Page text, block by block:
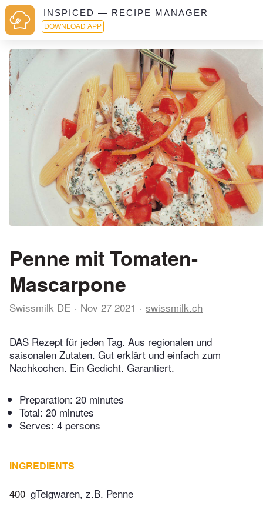
INSPICED — RECIPE MANAGER
DOWNLOAD APP
Penne mit Tomaten-
Mascarpone
Swissmilk DE Nov 27 2021 swissmilk.ch
DAS Rezept für jeden Tag. Aus regionalen und
saisonalen Zutaten. Gut erklärt und einfach zum
Nachkochen. Ein Gedicht. Garantiert.
Preparation: 20 minutes
Total: 20 minutes
Serves: 4 persons
INGREDIENTS
400 gTeigwaren, z.B. Penne